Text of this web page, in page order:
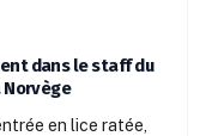
dans le staff du
en lice ratée,